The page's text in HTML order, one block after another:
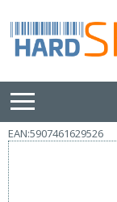
EAN:5907461629526